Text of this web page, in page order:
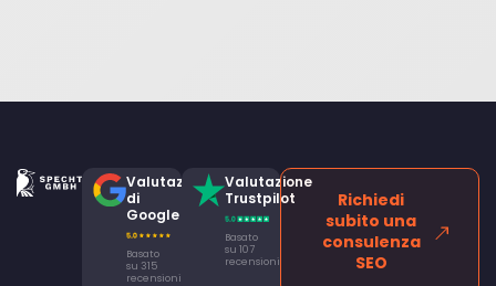
Valutazione
di
Google
Basato
su 315
recensioni
Valutazione
Trustpilot
Basato
su 107
recensioni
Richiedi
subito una
consulenza
SEO